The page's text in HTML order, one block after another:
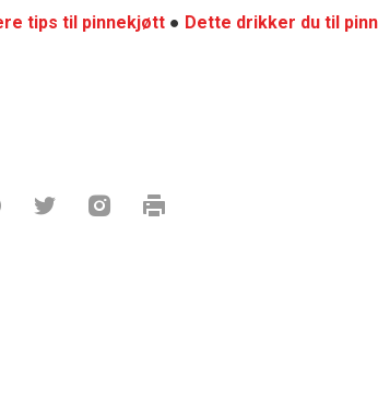
tips til pinnekjøtt ● Dette drikker du til